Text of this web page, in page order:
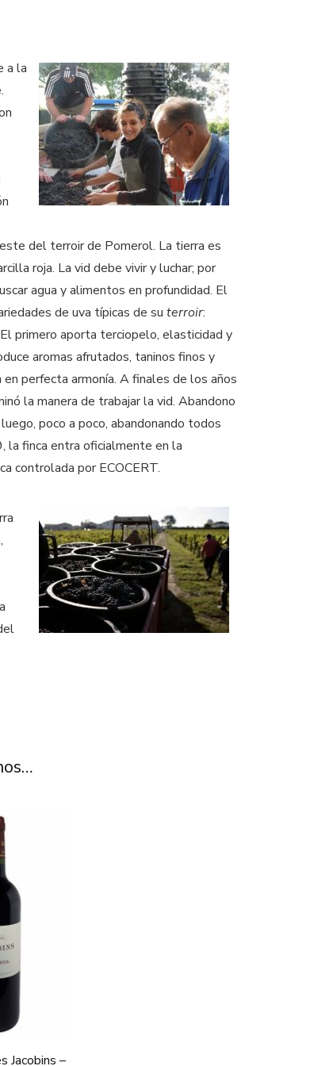
a la
del terroir de Pomerol. La tierra es
roja. La vid debe vivir y luchar; por
agua y alimentos en profundidad. El
de uva típicas de su terroir:
primero aporta terciopelo, elasticidad y
aromas afrutados, taninos finos y
en perfecta armonía. A finales de los años
la manera de trabajar la vid. Abandono
poco a poco, abandonando todos
la finca entra oficialmente en la
controlada por ECOCERT.
Jacobins –